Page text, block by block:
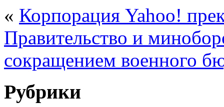
« Корпорация Yahoo!
Правительство и
сокращением военного
Рубрики